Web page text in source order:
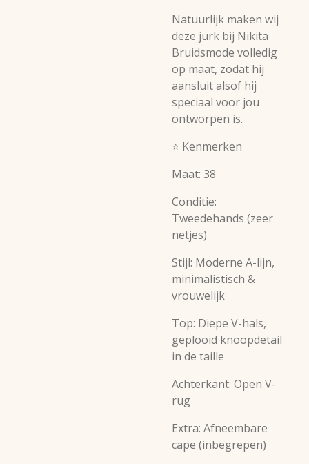
Natuurlijk maken wij
deze jurk bij Nikita
Bruidsmode volledig
op maat, zodat hij
aansluit alsof hij
speciaal voor jou
ontworpen is.
⭐ Kenmerken
Maat: 38
Conditie:
Tweedehands (zeer
netjes)
Stijl: Moderne A-lijn,
minimalistisch &
vrouwelijk
Top: Diepe V-hals,
geplooid knoopdetail
in de taille
Achterkant: Open V-
rug
Extra: Afneembare
cape (inbegrepen)